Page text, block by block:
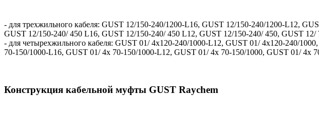
- для трехжильного кабеля: GUST 12/150-240/1200-L16, GUST 12/150-240/1200-L12,
GUST 12/150-240/ 450 L16, GUST 12/150-240/ 450 L12, GUST 12/150-240/ 450, GUST 12/
- для четырехжильного кабеля: GUST 01/ 4x120-240/1000-L12, GUST 01/ 4x120-240/
70-150/1000-L16, GUST 01/ 4x 70-150/1000-L12, GUST 01/ 4x 70-150/1000, GUST 01/ 4x
Конструкция кабельной муфты GUST Raychem